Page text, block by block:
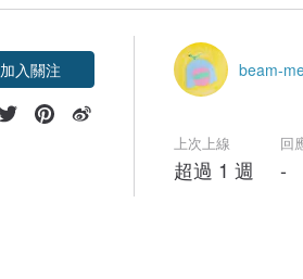
加入關注 beam-
上次上線
超過 1 週
回
-